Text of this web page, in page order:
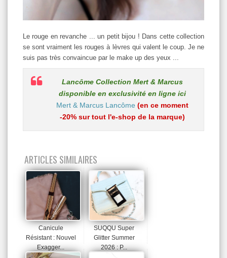
Le rouge en revanche ... un petit bijou ! Dans cette collection
se sont vraiment les rouges à lèvres qui valent le coup. Je ne
suis pas très convaincue par le make up des yeux ...
Lancôme Collection Mert & Marcus
disponible en exclusivité en ligne ici
Mert & Marcus Lancôme (en ce moment
-20% sur tout l'e-shop de la marque)
ARTICLES SIMILAIRES
Canicule
Résistant : Nouvel
Exagger...
SUQQU Super
Glitter Summer
2026 : P...